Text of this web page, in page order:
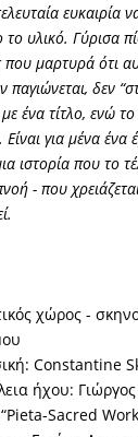
ευκαιρία
υλικό. Γύρισα
που μαρτυρά ότι
δεν
με ένα τίτλο, ενώ
για μένα ένα
ιστορία που το
- που
χώρος -
Constantine
ήχου:
Sacred